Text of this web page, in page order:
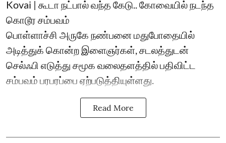
Kovai | கூடா நட்பால் வந்த கேடு.. கோவையில் நடந்த
கொடூர சம்பவம்
பொள்ளாச்சி அருகே நண்பனை மதுபோதையில்
அடித்துக் கொன்ற இளைஞர்கள், சடலத்துடன்
செல்ஃபி எடுத்து சமூக வலைதளத்தில் பதிவிட்ட
சம்பவம் பரபரப்பை ஏற்படுத்தியுள்ளது.
Read More